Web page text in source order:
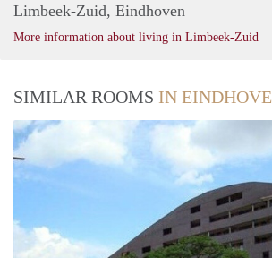
Limbeek-Zuid, Eindhoven
More information about living in Limbeek-Zuid
SIMILAR ROOMS IN